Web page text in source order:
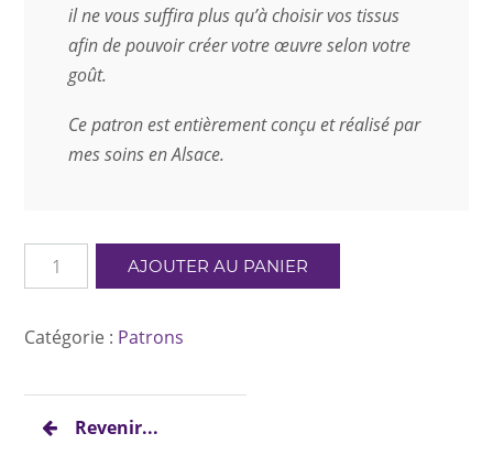
il ne vous suffira plus qu’à choisir vos tissus
afin de pouvoir créer votre œuvre selon votre
goût.
Ce patron est entièrement conçu et réalisé par
mes soins en Alsace.
quantité
de
plaisir
soleil
AJOUTER AU PANIER
Catégorie : Patrons
Revenir...